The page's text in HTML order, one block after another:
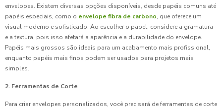
envelopes. Existem diversas opções disponíveis, desde papéis comuns até
papéis especiais, como o envelope fibra de carbono, que oferece um
visual moderno e sofisticado. Ao escolher o papel, considere a gramatura
e a textura, pois isso afetará a aparência e a durabilidade do envelope.
Papéis mais grossos são ideais para um acabamento mais profissional,
enquanto papéis mais finos podem ser usados para projetos mais
simples.
2. Ferramentas de Corte
Para criar envelopes personalizados, você precisará de ferramentas de corte